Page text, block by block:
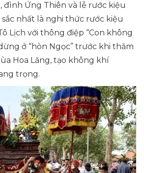
đình Ứng Thiên và lễ rước kiệu
nhất là nghi thức rước kiệu
Lịch với thông điệp “Con không
ở “hòn Ngọc” trước khi thăm
Hoa Lăng, tạo không khí
trọng.